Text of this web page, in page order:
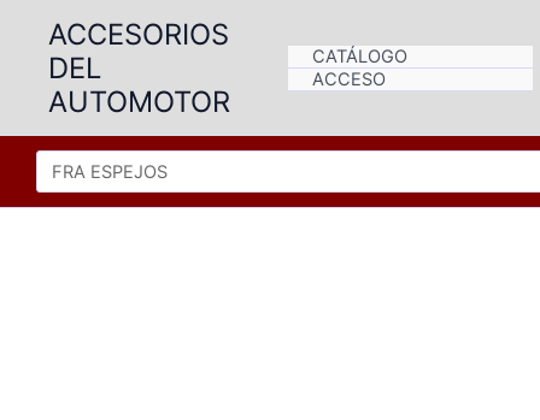
contenido
ACCESORIOS
DEL
AUTOMOTOR
CATÁLOGO
ACCESO